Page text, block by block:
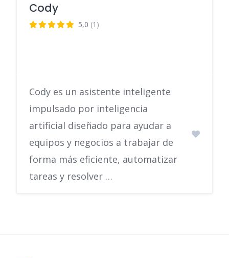
Cody
5,0 (1)
Cody es un asistente inteligente
impulsado por inteligencia
artificial diseñado para ayudar a
equipos y negocios a trabajar de
forma más eficiente, automatizar
tareas y resolver …